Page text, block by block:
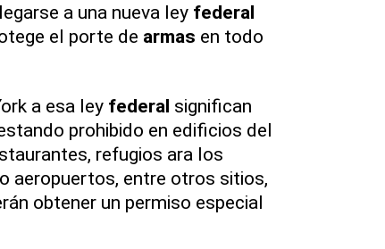
a una nueva ley federal
el porte de armas en todo
a esa ley federal significan
prohibido en edificios del
refugios ara los
aeropuertos, entre otros sitios,
obtener un permiso especial